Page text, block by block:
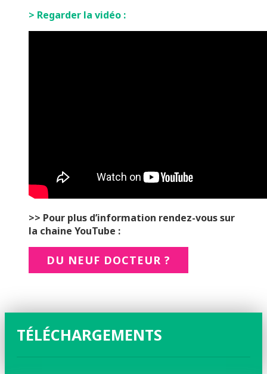
> Regarder la vidéo :
>> Pour plus d’information rendez-vous sur
la chaine YouTube :
DU NEUF DOCTEUR ?
TÉLÉCHARGEMENTS